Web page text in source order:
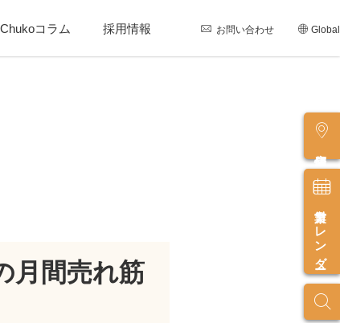
Chukoコラム 採用情報 お問い合わせ Global
営業カレンダー
月間売れ筋